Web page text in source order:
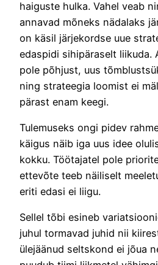
haiguste hulka. Vahel veab
annavad mõneks nädalaks
on käsil järjekordse uue
edaspidi sihipäraselt liikuda.
pole põhjust, uus
ning strateegia loomist ei
pärast enam keegi.
Tulemuseks ongi pidev
käigus näib iga uus idee
kokku. Töötajatel pole
ettevõte teeb näiliselt
eriti edasi ei liigu.
Sellel tõbi esineb
juhul tormavad juhid nii
ülejäänud seltskond ei jõua